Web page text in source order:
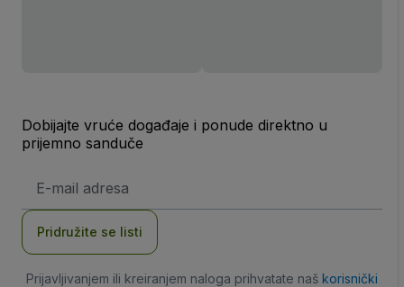
Dobijajte vruće događaje i ponude direktno u
prijemno sanduče
mail
Pridružite se listi
Prijavljivanjem ili kreiranjem naloga prihvatate naš korisnički